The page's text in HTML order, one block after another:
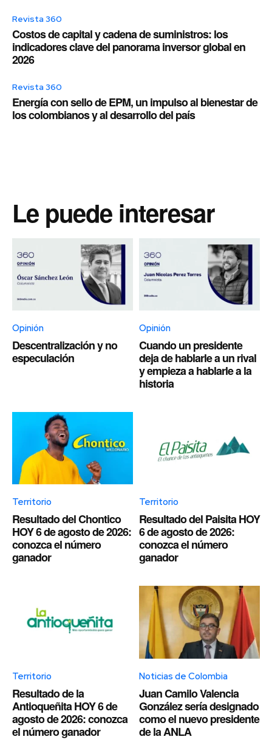
Revista 360
Costos de capital y cadena de suministros: los
indicadores clave del panorama inversor global en
2026
Revista 360
Energía con sello de EPM, un impulso al bienestar de
los colombianos y al desarrollo del país
Le puede interesar
Opinión
Descentralización y no
especulación
Opinión
Cuando un presidente
deja de hablarle a un rival
y empieza a hablarle a la
historia
Territorio
Resultado del Chontico
HOY 6 de agosto de 2026:
conozca el número
ganador
Territorio
Resultado del Paisita HOY
6 de agosto de 2026:
conozca el número
ganador
Territorio
Resultado de la
Antioqueñita HOY 6 de
agosto de 2026: conozca
el número ganador
Noticias de Colombia
Juan Camilo Valencia
González sería designado
como el nuevo presidente
de la ANLA